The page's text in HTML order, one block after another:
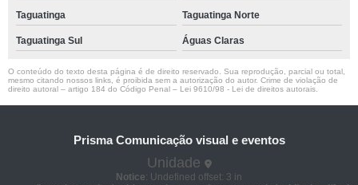
Taguatinga Taguatinga Norte
Taguatinga Sul Águas Claras
O conteúdo do texto desta página é de direito reservado. Sua reprodução, parcial ou total,
mesmo citando nossos links, é proibida sem a autorização do autor. Crime de violação de
direito autoral – artigo 184 do Código Penal – Lei 9610/98 - Lei de direitos autorais
Prisma Comunicação visual e eventos
Unidade
Notice: Undefined offset: 3 in